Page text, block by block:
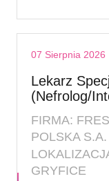
07 Sierpnia 2026
Lekarz
(Nefrolog/
FIRMA:
POLSKA S.A.
GRYFICE